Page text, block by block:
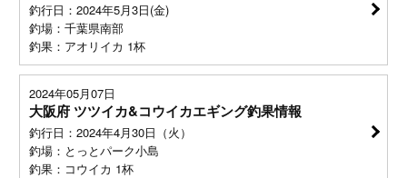
釣行日：2024年5月3日(金)
釣場：千葉県南部
釣果：アオリイカ 1杯
2024年05月07日
大阪府 ツツイカ&コウイカエギング釣果情報
釣行日：2024年4月30日（火）
釣場：とっとパーク小島
釣果：コウイカ 1杯